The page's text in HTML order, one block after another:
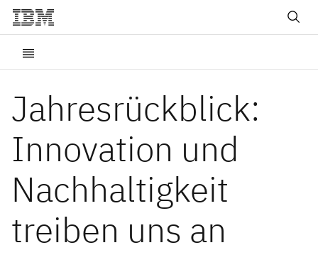
Jahresrückblick:
Innovation und
Nachhaltigkeit
treiben uns an